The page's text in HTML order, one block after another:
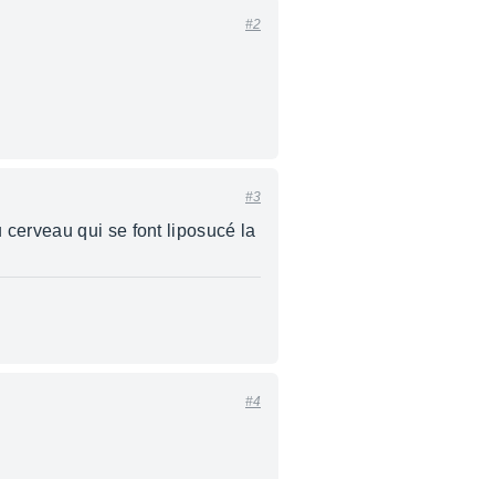
#2
#3
qui se font liposucé la
#4